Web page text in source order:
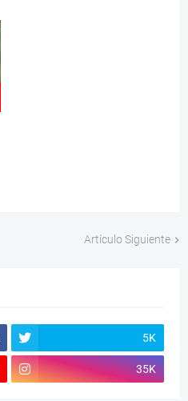
Artículo Siguiente
5K
35K